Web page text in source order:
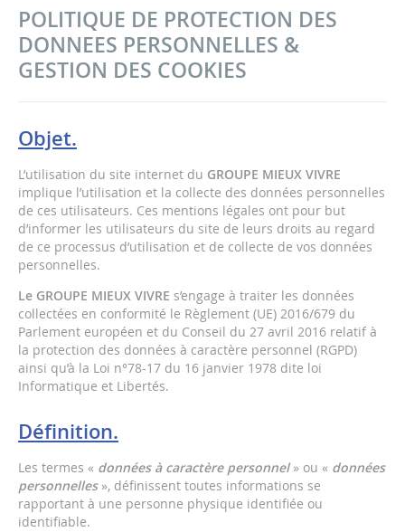
POLITIQUE DE PROTECTION DES
DONNEES PERSONNELLES &
GESTION DES COOKIES
Objet.
L’utilisation du site internet du GROUPE MIEUX VIVRE
implique l’utilisation et la collecte des données personnelles
de ces utilisateurs. Ces mentions légales ont pour but
d’informer les utilisateurs du site de leurs droits au regard
de ce processus d’utilisation et de collecte de vos données
personnelles.
Le GROUPE MIEUX VIVRE s’engage à traiter les données
collectées en conformité le Règlement (UE) 2016/679 du
Parlement européen et du Conseil du 27 avril 2016 relatif à
la protection des données à caractère personnel (RGPD)
ainsi qu’à la Loi n°78-17 du 16 janvier 1978 dite loi
Informatique et Libertés.
Définition.
Les termes « données à caractère personnel» ou « données
personnelles», définissent toutes informations se
rapportant à une personne physique identifiée ou
identifiable.